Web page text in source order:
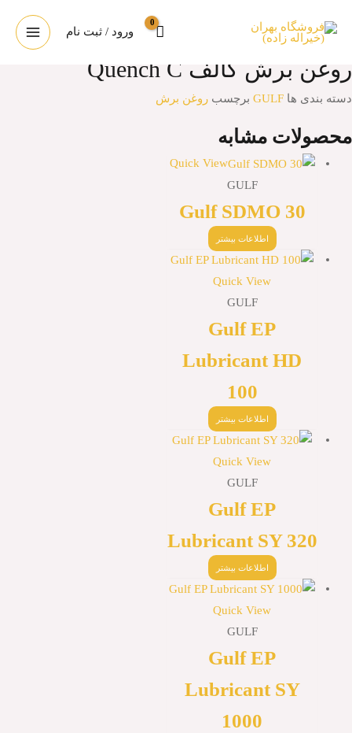
ورود / ثبت نام
روغن برش گالف Quench C
روغن برش گالف Quench C
دسته بندی ها GULF برچسب روغن برش
محصولات مشابه
Quick View
GULF
Gulf SDMO 30
اطلاعات بیشتر
Quick View
GULF
Gulf EP
Lubricant HD
100
اطلاعات بیشتر
Quick View
GULF
Gulf EP
Lubricant SY 320
اطلاعات بیشتر
Quick View
GULF
Gulf EP
Lubricant SY
1000